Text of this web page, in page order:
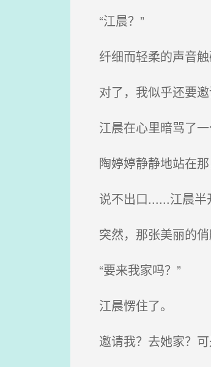
“江晨？”
纤细而轻柔的声音触
对了，我似乎还要邀
江晨在心里暗骂了一
陶婷婷静静地站在那
说不出口......江晨半
突然，那张美丽的俏
“要来我家吗？”
江晨愣住了。
邀请我？去她家？